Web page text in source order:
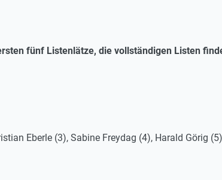
fünf Listenlätze, die vollständigen Listen
Eberle (3), Sabine Freydag (4), Harald Görig (5)